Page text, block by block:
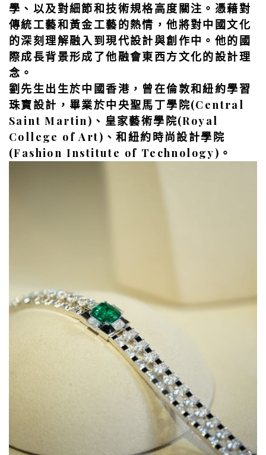
學、以及對細節和技術規格高度關注。憑藉對
傳統工藝和黃金工藝的熱情，他將對中國文化
的深刻理解融入到現代設計與創作中。他的國
際成長背景形成了他融會東西方文化的設計理
念。
劉先生出生於中國香港，曾在倫敦和紐約學習
珠寶設計，畢業於中央聖馬丁學院(Central
Saint Martin)、皇家藝術學院(Royal
College of Art)、和紐約時尚設計學院
(Fashion Institute of Technology)。